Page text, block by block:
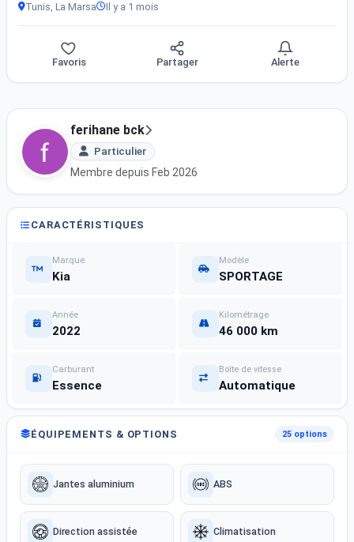
Tunis, La Marsa Il y a 1 mois
Favoris Partager Alerte
ferihane bck
Particulier
Membre depuis Feb 2026
CARACTÉRISTIQUES
Marque
Kia
Modèle
SPORTAGE
Année
2022
Kilométrage
46 000 km
Carburant
Essence
Boîte de vitesse
Automatique
ÉQUIPEMENTS & OPTIONS 25 options
Jantes aluminium ABS
Direction assistée Climatisation